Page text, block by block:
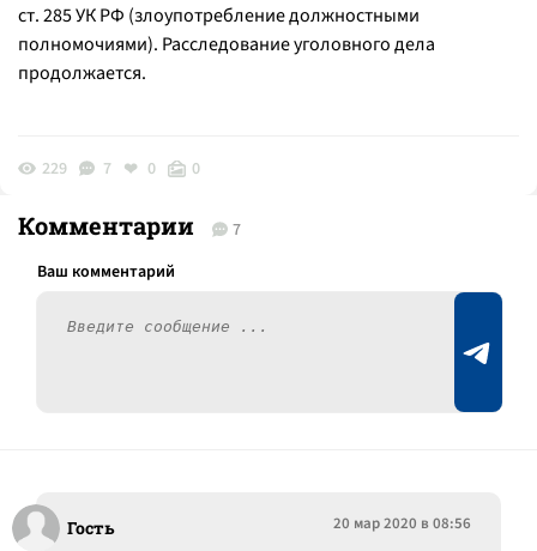
ст. 285 УК РФ (злоупотребление должностными
полномочиями). Расследование уголовного дела
продолжается.
229 7 0 0
Комментарии 7
Гость 20 мар 2020 в 08:56